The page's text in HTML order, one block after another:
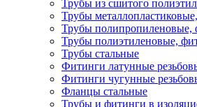
Трубы из сшитого
Трубы
Трубы полипропиленовые,
Трубы полиэтиленовые,
Трубы стальные
Фитинги латунные
Фитинги чугунные
Фланцы стальные
Трубы и фитинги в